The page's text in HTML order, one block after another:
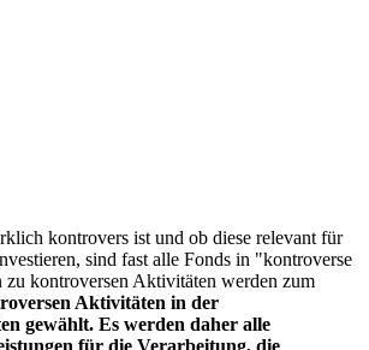
kontrovers ist und ob diese relevant für
sind fast alle Fonds in "kontroverse
kontroversen Aktivitäten werden zum
Aktivitäten in der
gewählt. Es werden daher alle
für die Verarbeitung, die